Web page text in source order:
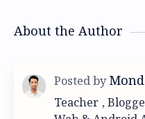
About the Author
Teacher ,